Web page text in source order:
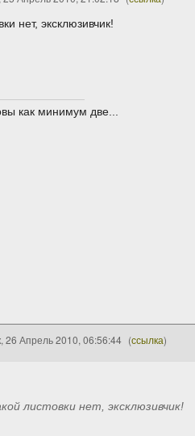
нет, эксклюзивчик!
как минимум две...
26 Апрель 2010, 06:56:44 (ссылка)
листовки нет, эксклюзивчик!